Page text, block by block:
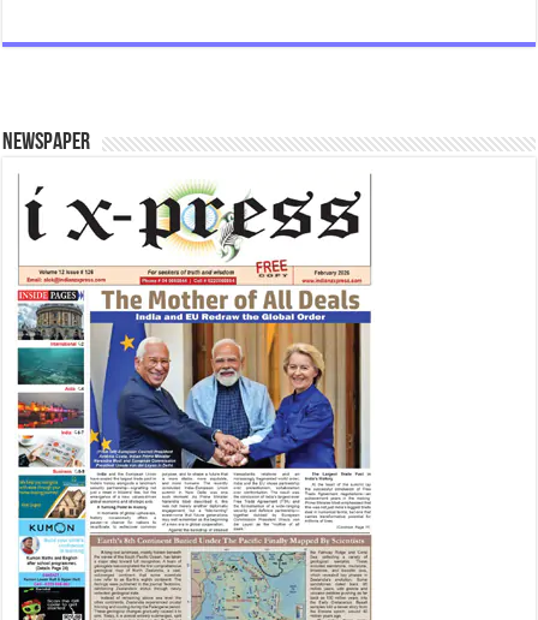
e
o
k
tt ai at
p
p
sa
e
Newspaper